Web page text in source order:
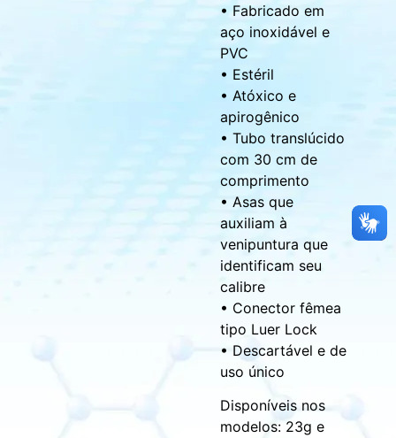
• Fabricado em
aço inoxidável e
PVC
• Estéril
• Atóxico e
apirogênico
• Tubo translúcido
com 30 cm de
comprimento
• Asas que
auxiliam à
venipuntura que
identificam seu
calibre
• Conector fêmea
tipo Luer Lock
• Descartável e de
uso único
Disponíveis nos
modelos: 23g e